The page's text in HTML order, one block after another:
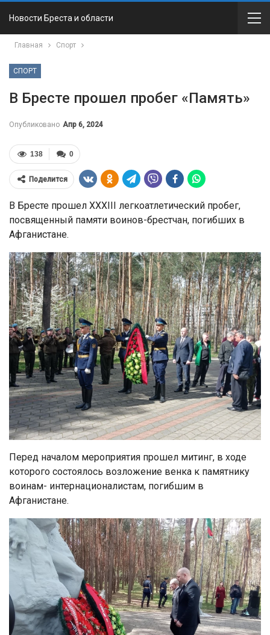
Новости Бреста и области
Главная Спорт
СПОРТ
В Бресте прошел пробег «Память»
Опубликовано Апр 6, 2024
0
138
Поделится
В Бресте прошел XXXIII легкоатлетический пробег,
посвященный памяти воинов-брестчан, погибших в
Афганистане.
Перед началом мероприятия прошел митинг, в ходе
которого состоялось возложение венка к памятнику
воинам- интернационалистам, погибшим в
Афганистане.